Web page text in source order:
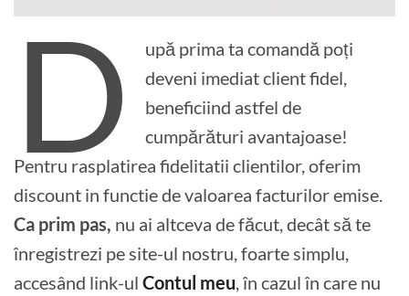
D
upă prima ta comandă poți
deveni imediat client fidel,
beneficiind astfel de
cumpărături avantajoase!
Pentru rasplatirea fidelitatii clientilor, oferim
discount in functie de valoarea facturilor emise.
Ca prim pas, nu ai altceva de făcut, decât să te
înregistrezi pe site-ul nostru, foarte simplu,
accesând link-ul Contul meu , în cazul în care nu